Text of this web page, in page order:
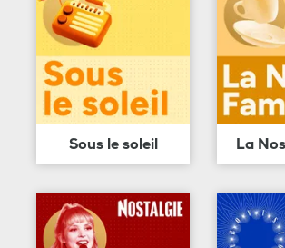
Sous le soleil La